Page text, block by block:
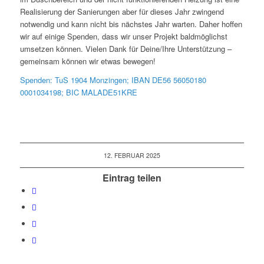
Realisierung der Sanierungen aber für dieses Jahr zwingend
notwendig und kann nicht bis nächstes Jahr warten. Daher hoffen
wir auf einige Spenden, dass wir unser Projekt baldmöglichst
umsetzen können. Vielen Dank für Deine/Ihre Unterstützung –
gemeinsam können wir etwas bewegen!
Spenden: TuS 1904 Monzingen; IBAN DE56 56050180
0001034198; BIC MALADE51KRE
12. FEBRUAR 2025
Eintrag teilen